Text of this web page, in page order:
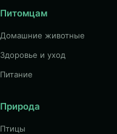
Питомцам
Домашние животные
Здоровье и уход
Питание
Природа
Птицы